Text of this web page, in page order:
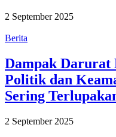
2 September 2025
Berita
Dampak
Politik dan
Sering
2 September 2025